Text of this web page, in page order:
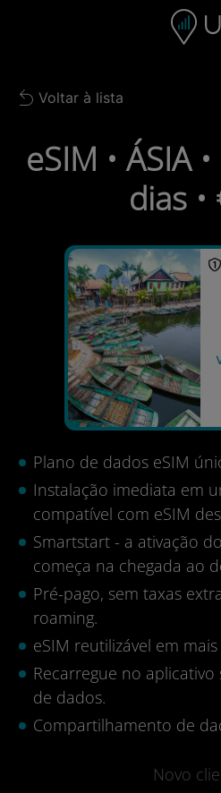
Barra de
Back to list
Voltar à lista
eSIM • ÁSIA
dias
Plano de dados eSIM
Instalação imediata em
compatível com eSIM
Smartstart - a ativação
começa na chegada ao
Pré-pago, sem taxas
roaming.
eSIM reutilizável em
Recarregue no
de dados.
Compartilhamento de
Novo